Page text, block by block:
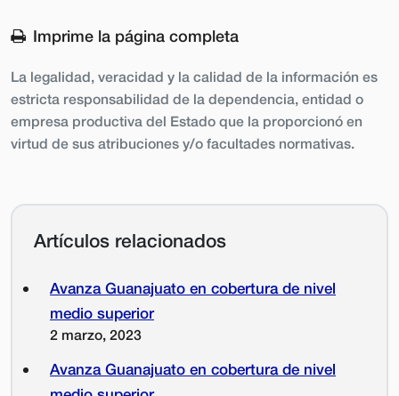
Imprime la página completa
La legalidad, veracidad y la calidad de la información es
estricta responsabilidad de la dependencia, entidad o
empresa productiva del Estado que la proporcionó en
virtud de sus atribuciones y/o facultades normativas.
Artículos relacionados
Avanza Guanajuato en cobertura de nivel
medio superior
2 marzo, 2023
Avanza Guanajuato en cobertura de nivel